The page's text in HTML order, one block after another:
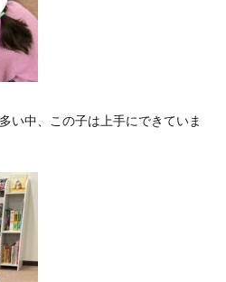
い中、この子は上手にできていま